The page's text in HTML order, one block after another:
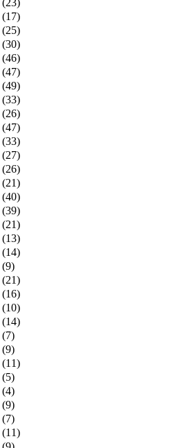
(23)
(17)
(25)
(30)
(46)
(47)
(49)
(33)
(26)
(47)
(33)
(27)
(26)
(21)
(40)
(39)
(21)
(13)
(14)
(9)
(21)
(16)
(10)
(14)
(7)
(9)
(11)
(5)
(4)
(9)
(7)
(11)